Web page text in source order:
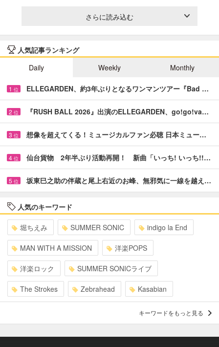
さらに読み込む
人気記事ランキング
Daily
Weekly Monthly
1 位 ELLEGARDEN、約3年ぶりとなるワンマンツアー『Bad …
2 位 『RUSH BALL 2026』出演のELLEGARDEN、go!go!va…
3 位 想像を超えてくる！ミュージカルファン必聴 日本ミュー…
4 位 仙台貨物 2年半ぶり活動再開！ 新曲「いっち! いっち!!…
5 位 坂東巳之助の伴蔵と尾上右近のお峰、無邪気に一線を越え…
人気のキーワード
堀ちえみ SUMMER SONIC indigo la End
MAN WITH A MISSION 洋楽POPS
洋楽ロック SUMMER SONICライブ
The Strokes Zebrahead Kasabian
キーワードをもっと見る